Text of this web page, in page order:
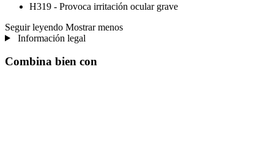
H319 - Provoca irritación ocular grave
Seguir leyendo Mostrar menos
Información legal
Combina bien con